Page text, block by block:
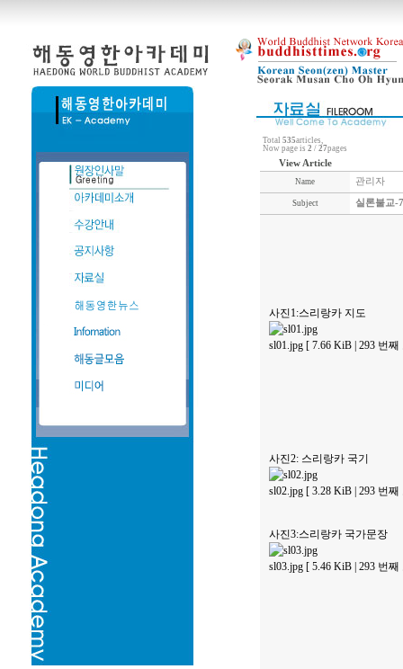
Total 535articles,
Now page is 2 / 27pages
View Article
Name 관리자
Subject 실론불교-
사진1:스리랑카 지도
sl01.jpg [ 7.66 KiB | 293 번
사진2: 스리랑카 국기
sl02.jpg [ 3.28 KiB | 293 번
사진3:스리랑카 국가문장
sl03.jpg [ 5.46 KiB | 293 번